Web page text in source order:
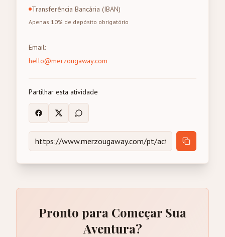
Transferência Bancária (IBAN)
Apenas 10% de depósito obrigatório
Email:
hello@merzougaway.com
Partilhar esta atividade
Pronto para Começar Sua
Aventura?